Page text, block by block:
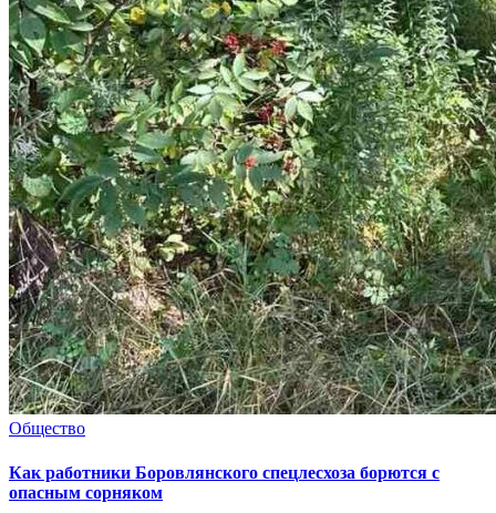
Общество
Как работники Боровлянского спецлесхоза борются с
опасным сорняком